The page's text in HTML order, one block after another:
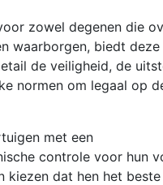
zowel degenen die
waarborgen, biedt deze
de veiligheid, de
normen om legaal op
met een
controle voor hun
kiezen dat hen het